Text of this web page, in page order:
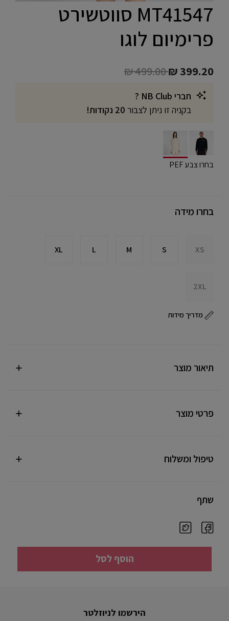
MT41547 סווטשירט
פרימיום לוגו
Price reduced from
₪ 499.00to
₪ 399.20
חברי NB Club ?
בקניה זו ניתן לצבור
selected בחרו צבע PEF
בחרו מידה
XS
S
M
L
XL
2XL
מדריך מידות
תיאור מוצר
פרטי מוצר
טיפול ומשלוח
שתף
הוסף לסל
הירשמו לניוזלטר